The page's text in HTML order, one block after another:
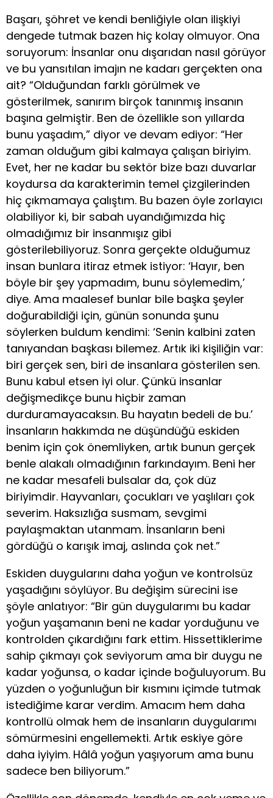
Başarı, şöhret ve kendi benliğiyle olan ilişkiyi
dengede tutmak bazen hiç kolay olmuyor. Ona
soruyorum: İnsanlar onu dışarıdan nasıl görüyor
ve bu yansıtılan imajın ne kadarı gerçekten ona
ait? “Olduğundan farklı görülmek ve
gösterilmek, sanırım birçok tanınmış insanın
başına gelmiştir. Ben de özellikle son yıllarda
bunu yaşadım,” diyor ve devam ediyor: “Her
zaman olduğum gibi kalmaya çalışan biriyim.
Evet, her ne kadar bu sektör bize bazı duvarlar
koydursa da karakterimin temel çizgilerinden
hiç çıkmamaya çalıştım. Bu bazen öyle zorlayıcı
olabiliyor ki, bir sabah uyandığımızda hiç
olmadığımız bir insanmışız gibi
gösterilebiliyoruz. Sonra gerçekte olduğumuz
insan bunlara itiraz etmek istiyor: ‘Hayır, ben
böyle bir şey yapmadım, bunu söylemedim,’
diye. Ama maalesef bunlar bile başka şeyler
doğurabildiği için, günün sonunda şunu
söylerken buldum kendimi: ‘Senin kalbini zaten
tanıyandan başkası bilemez. Artık iki kişiliğin var:
biri gerçek sen, biri de insanlara gösterilen sen.
Bunu kabul etsen iyi olur. Çünkü insanlar
değişmedikçe bunu hiçbir zaman
durduramayacaksın. Bu hayatın bedeli de bu.’
İnsanların hakkımda ne düşündüğü eskiden
benim için çok önemliyken, artık bunun gerçek
benle alakalı olmadığının farkındayım. Beni her
ne kadar mesafeli bulsalar da, çok düz
biriyimdir. Hayvanları, çocukları ve yaşlıları çok
severim. Haksızlığa susmam, sevgimi
paylaşmaktan utanmam. İnsanların beni
gördüğü o karışık imaj, aslında çok net.”
Eskiden duygularını daha yoğun ve kontrolsüz
yaşadığını söylüyor. Bu değişim sürecini ise
şöyle anlatıyor: “Bir gün duygularımı bu kadar
yoğun yaşamanın beni ne kadar yorduğunu ve
kontrolden çıkardığını fark ettim. Hissettiklerime
sahip çıkmayı çok seviyorum ama bir duygu ne
kadar yoğunsa, o kadar içinde boğuluyorum. Bu
yüzden o yoğunluğun bir kısmını içimde tutmak
istediğime karar verdim. Amacım hem daha
kontrollü olmak hem de insanların duygularımı
sömürmesini engellemekti. Artık eskiye göre
daha iyiyim. Hâlâ yoğun yaşıyorum ama bunu
sadece ben biliyorum.”